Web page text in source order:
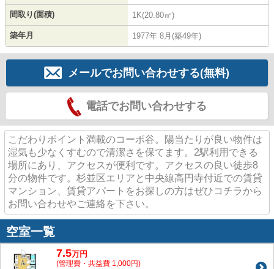
間取り(面積) 1K(20.80㎡)
築年月 1977年 8月(築49年)
メールでお問い合わせする(無料)
電話でお問い合わせする
こだわりポイント満載のコーポ谷。陽当たりが良い物件は
湿気も少なくすむので清潔さを保てます。2駅利用できる
場所にあり、アクセスが便利です。アクセスの良い徒歩8
分の物件です。杉並区エリアと中央線高円寺付近での賃貸
マンション、賃貸アパートをお探しの方はぜひコチラから
お問い合わせやご連絡を下さい。
空室一覧
7.5万円
(管理費・共益費 1,000円)